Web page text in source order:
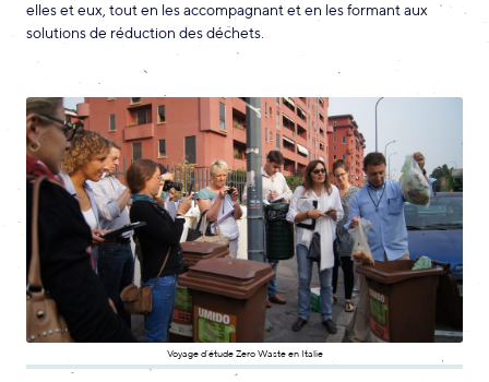
elles et eux, tout en les accompagnant et en les formant aux
solutions de réduction des déchets.
Voyage d’étude Zero Waste en Italie